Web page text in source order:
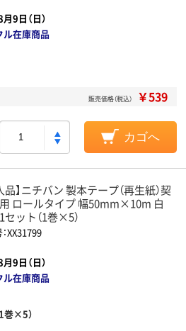
月9日（日）
ル在庫商品
販売価格（税込） ￥539
カゴへ
品】ニチバン 製本テープ（再生紙）契
ロールタイプ 幅50mm×10m 白
ット（1巻×5）
XX31799
月9日（日）
ル在庫商品
巻×5）